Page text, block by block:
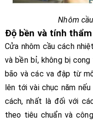
Nhôm
Độ bền và tính
Cửa nhôm cầu cách
và bền bỉ, không bị
bão và các va đập từ
lên tới vài chục năm
cách, nhất là đối với
theo tiêu chuẩn và